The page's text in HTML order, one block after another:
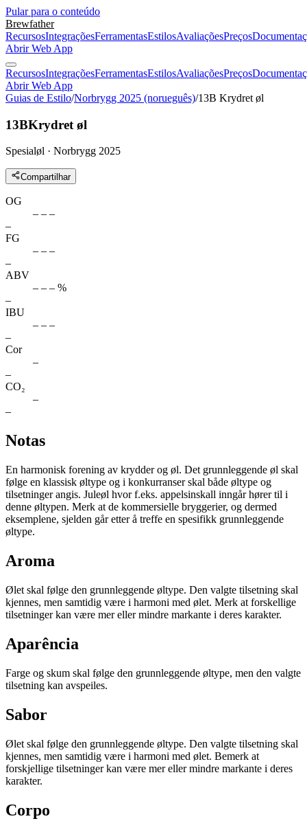
Pular para o conteúdo
Brewfather
RecursosIntegraçõesFerramentasEstilosAvaliaçõesPreços
Abrir Web App
RecursosIntegraçõesFerramentasEstilosAvaliaçõesPreços
Abrir Web App
Guias de Estilo/Norbrygg 2025 (norueguês)/13B Krydret øl
13BKrydret øl
Spesialøl · Norbrygg 2025
Compartilhar
OG
– – –
–
FG
– – –
–
ABV
– – – %
–
IBU
– – –
–
Cor
–
–
CO₂
–
–
Notas
En harmonisk forening av krydder og øl. Det grunnleggende øl skal
følge en klassisk øltype og i konkurranser skal både øltype og
tilsetninger angis. Juleøl hvor f.eks. appelsinskall inngår hører til i
denne øltypen. Merk at de kommersielle bryggerier, og dermed
eksemplene, sjelden går etter å treffe en spesifikk grunnleggende
øltype.
Aroma
Ølet skal følge den grunnleggende øltype. Den valgte tilsetning skal
kjennes, men samtidig være i harmoni med ølet. Merk at forskellige
tilsetninger kan være mer eller mindre markante i deres karakter.
Aparência
Farge og skum skal følge den grunnleggende øltype, men den valgte
tilsetning kan avspeiles.
Sabor
Ølet skal følge den grunnleggende øltype. Den valgte tilsetning skal
kjennes, men samtidig være i harmoni med ølet. Bemerk at
forskjellige tilsetninger kan være mer eller mindre markante i deres
karakter.
Corpo